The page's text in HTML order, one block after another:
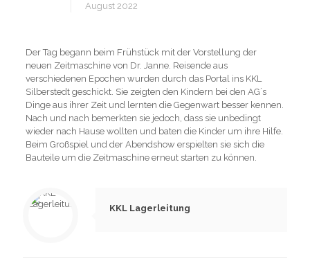
August 2022
Der Tag begann beim Frühstück mit der Vorstellung der
neuen Zeitmaschine von Dr. Janne. Reisende aus
verschiedenen Epochen wurden durch das Portal ins KKL
Silberstedt geschickt. Sie zeigten den Kindern bei den AG´s
Dinge aus ihrer Zeit und lernten die Gegenwart besser kennen.
Nach und nach bemerkten sie jedoch, dass sie unbedingt
wieder nach Hause wollten und baten die Kinder um ihre Hilfe.
Beim Großspiel und der Abendshow erspielten sie sich die
Bauteile um die Zeitmaschine erneut starten zu können.
KKL Lagerleitung